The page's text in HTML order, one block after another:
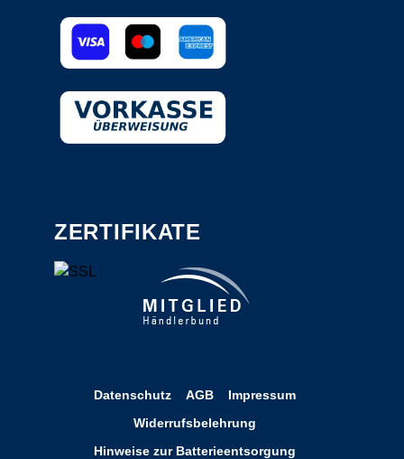
ZERTIFIKATE
Datenschutz AGB
Impressum
Widerrufsbelehrung
Hinweise zur Batterieentsorgung